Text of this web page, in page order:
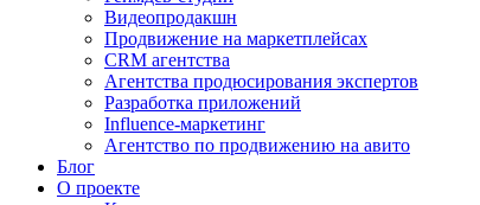
Видеопродакшн
Продвижение на маркетплейсах
CRM агентства
Агентства продюсирования экспертов
Разработка приложений
Influence-маркетинг
Агентство по продвижению на авито
Блог
О проекте